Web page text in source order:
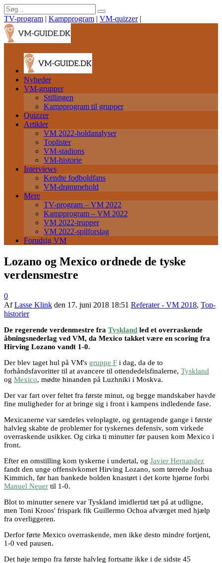
TV-program | Kampprogram | VM-quizzer |
Nyheder
VM-grupper
Stillingen
Kampprogram til grupper
Quizzer
Artikler
VM 2022-holdanalyser
Toplister
VM-stadions
VM-historie
Interviews
Kendte fodboldfans
VM-drømmehold
Mere
TV-program – VM 2022
Kampprogram – VM 2022
VM 2022-trupper
VM 2022-spilforslag
Forudsig VM
Lozano og Mexico ordnede de tyske
verdensmestre
0
AfLasse Klink den 17. juni 2018 18:51 Referater - VM 2018, Top-
historier
De regerende verdenmestre fra Tyskland led et overraskende
åbningsnederlag ved VM, da Mexico takket være en scoring fra
Hirving Lozano vandt 1-0.
Der blev taget hul på VM's gruppe F i dag, da de to
forhåndsfavoritter til at avancere til ottendedelsfinalerne, Tyskland
og Mexico, mødte hinanden på Luzhniki i Moskva.
Der var fart over feltet fra første minut, og begge mandskaber havde
fine muligheder for at bringe sig i front i kampens indledende fase.
Mexicanerne var særdeles veloplagte, og gentagende gange i første
halvleg skabte de problemer for tyskernes defensiv, som virkede
overraskende usikker. Og cirka ti minutter før pausen kom Mexico i
front.
Efter en omstilling kom tyskerne i undertal, og Javier Hernandez
fandt den unge offensivkomet Hirving Lozano, som tørrede Joshua
Kimmich, før han bankede bolden knastørt i det korte hjørne forbi
Manuel Neuer til 1-0.
Blot to minutter senere var Tyskland imidlertid tæt på at udligne,
men Toni Kroos' frispark fik Guillermo Ochoa afværget med hjælp
fra overliggeren.
Derfor førte Mexico overraskende, men ikke desto mindre fortjent,
1-0 ved pausen.
Det høje tempo fra første halvleg fortsatte ikke i de sidste 45